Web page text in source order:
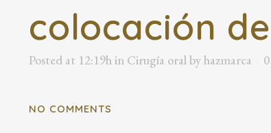
colocación
Posted at 12:19hin Cirugía oralbyhazmarca
NO COMMENTS